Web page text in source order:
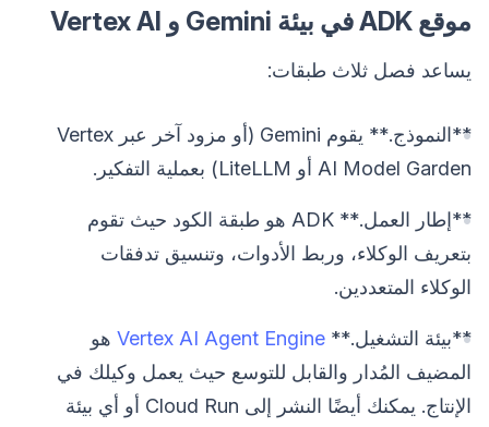
موقع ADK في بيئة Gemini و Vertex AI
يساعد فصل ثلاث طبقات:
**النموذج.** يقوم Gemini (أو مزود آخر عبر Vertex
AI Model Garden أو LiteLLM) بعملية التفكير.
**إطار العمل.** ADK هو طبقة الكود حيث تقوم
بتعريف الوكلاء، وربط الأدوات، وتنسيق تدفقات
الوكلاء المتعددين.
**بيئة التشغيل.** Vertex AI Agent Engine هو
المضيف المُدار والقابل للتوسع حيث يعمل وكيلك في
الإنتاج. يمكنك أيضًا النشر إلى Cloud Run أو أي بيئة